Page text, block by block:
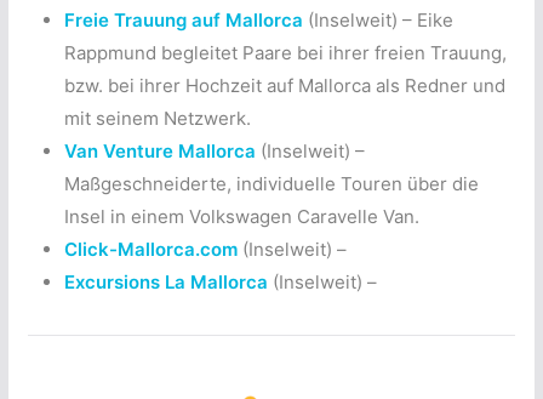
Freie Trauung auf Mallorca (Inselweit) – Eike
Rappmund begleitet Paare bei ihrer freien Trauung,
bzw. bei ihrer Hochzeit auf Mallorca als Redner und
mit seinem Netzwerk.
Van Venture Mallorca (Inselweit) –
Maßgeschneiderte, individuelle Touren über die
Insel in einem Volkswagen Caravelle Van.
Click-Mallorca.com(Inselweit) –
Excursions La Mallorca (Inselweit) –